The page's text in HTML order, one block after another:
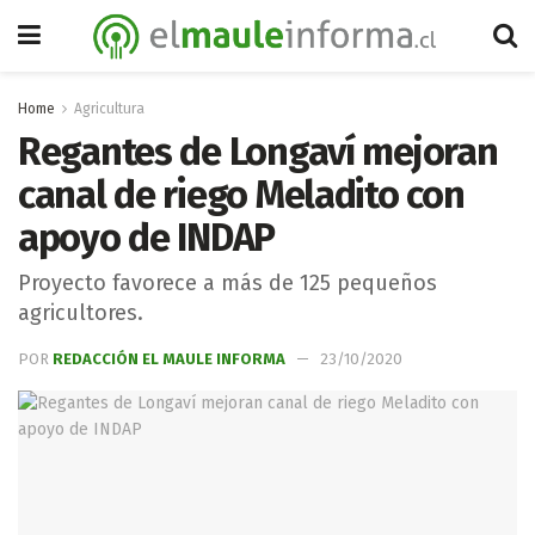
Home Agricultura
Regantes de Longaví mejoran
canal de riego Meladito con
apoyo de INDAP
Proyecto favorece a más de 125 pequeños
agricultores.
POR REDACCIÓN EL MAULE INFORMA 23/10/2020